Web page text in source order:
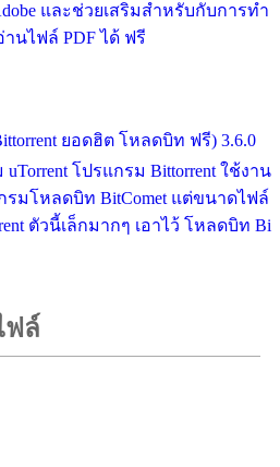
และช่วยเสริมสำหรับกับการทำ
านไฟล์ PDF ได้ ฟรี
ยอดฮิต โหลดบิท ฟรี) 3.6.0
โปรแกรม Bittorrent ใช้งาน
รมโหลดบิท BitComet แต่ขนาดไฟล์
ตัวนี้เล็กมากๆ เอาไว้ โหลดบิท Bi
ฟล์